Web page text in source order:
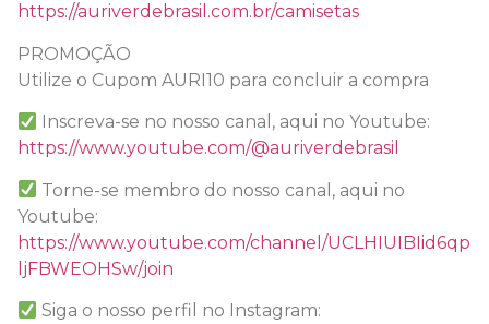
https://auriverdebrasil.com.br/camisetas
PROMOÇÃO
Utilize o Cupom AURI10 para concluir a compra
Inscreva-se no nosso canal, aqui no Youtube:
https://www.youtube.com/@auriverdebrasil
Torne-se membro do nosso canal, aqui no
Youtube:
https://www.youtube.com/channel/UCLHIUIBIid6qp
ljFBWEOHSw/join
Siga o nosso perfil no Instagram: